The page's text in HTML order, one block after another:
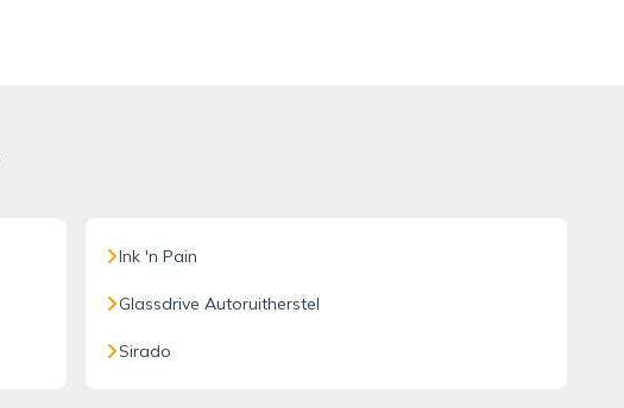
Ink 'n Pain
Glassdrive Autoruitherstel
Sirado